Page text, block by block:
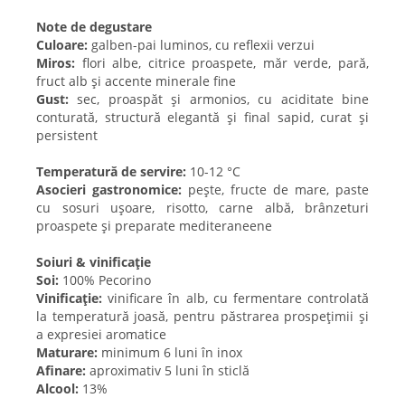
Note de degustare
Culoare: galben-pai luminos, cu reflexii verzui
Miros: flori albe, citrice proaspete, măr verde, pară,
fruct alb și accente minerale fine
Gust: sec, proaspăt și armonios, cu aciditate bine
conturată, structură elegantă și final sapid, curat și
persistent
Temperatură de servire: 10-12 °C
Asocieri gastronomice: pește, fructe de mare, paste
cu sosuri ușoare, risotto, carne albă, brânzeturi
proaspete și preparate mediteraneene
Soiuri & vinificație
Soi: 100% Pecorino
Vinificație: vinificare în alb, cu fermentare controlată
la temperatură joasă, pentru păstrarea prospețimii și
a expresiei aromatice
Maturare: minimum 6 luni în inox
Afinare: aproximativ 5 luni în sticlă
Alcool: 13%